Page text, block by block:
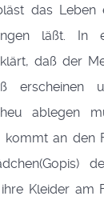
das Leben
läßt. In
daß der
erscheinen
ablegen
kommt an den
Kleider am